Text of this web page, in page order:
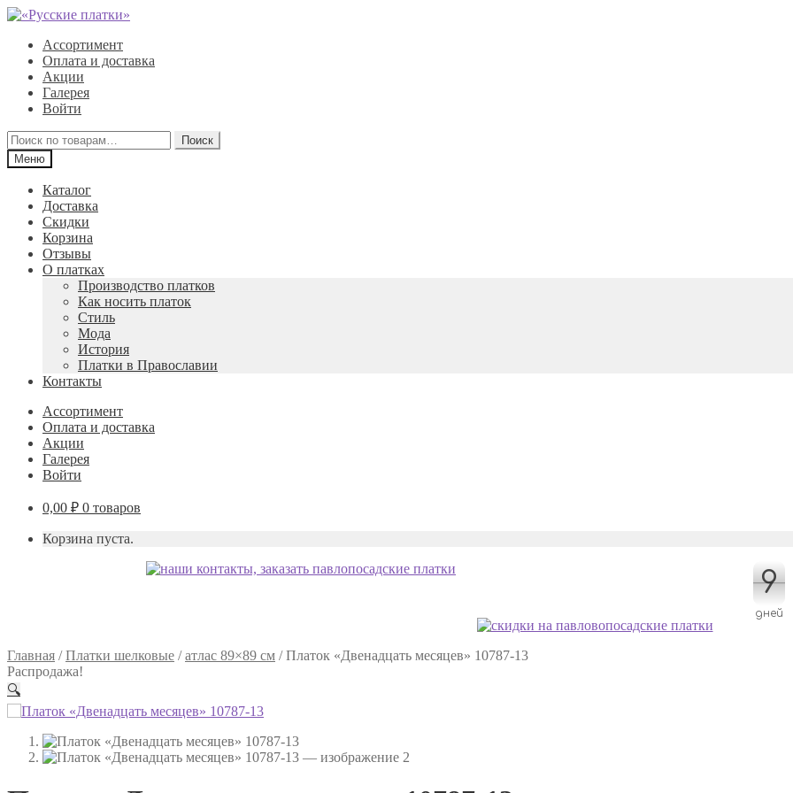
Перейти
навигации
Перейти
содержимому
Ассортимент
Оплата и доставка
Акции
Галерея
Войти
Искать:
Поиск
Меню
Каталог
Доставка
Скидки
Корзина
Отзывы
О платках
Производство платков
Как носить платок
Стиль
Мода
История
Платки в Православии
Контакты
Ассортимент
Оплата и доставка
Акции
Галерея
Войти
0,00 ₽ 0 товаров
Корзина пуста.
9
9
дней
Главная /Платки шелковые /атлас 89×89 см /Платок «Двенадцать месяцев» 10787-13
Распродажа!
🔍